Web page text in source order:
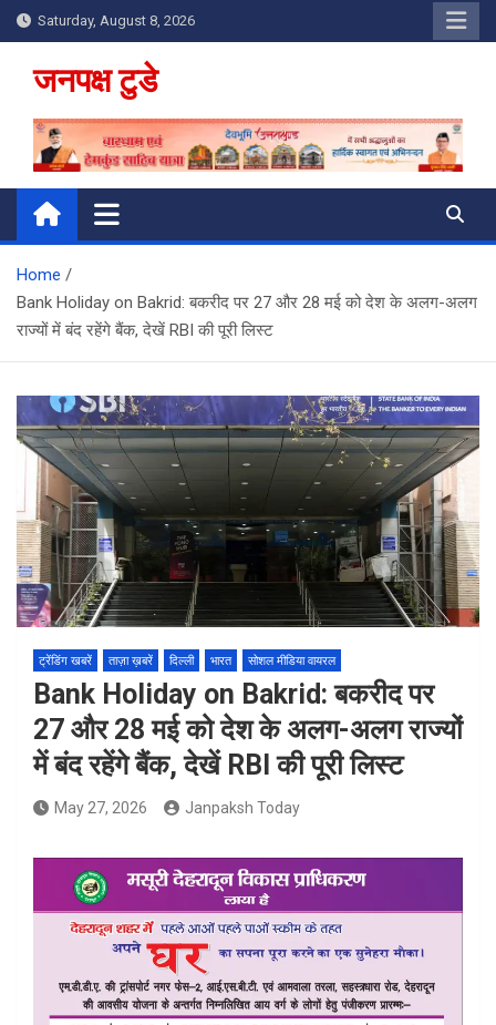
Skip
to
content
Saturday, August 8, 2026
जनपक्ष टुडे
Home
Bank Holiday on Bakrid: बकरीद पर 27 और 28 मई को देश के अलग-अलग
राज्यों में बंद रहेंगे बैंक, देखें RBI की पूरी लिस्ट
ट्रेंडिंग खबरें ताज़ा ख़बरें दिल्ली भारत सोशल मीडिया वायरल
Bank Holiday on Bakrid: बकरीद पर
27 और 28 मई को देश के अलग-अलग राज्यों
में बंद रहेंगे बैंक, देखें RBI की पूरी लिस्ट
May 27, 2026 Janpaksh Today